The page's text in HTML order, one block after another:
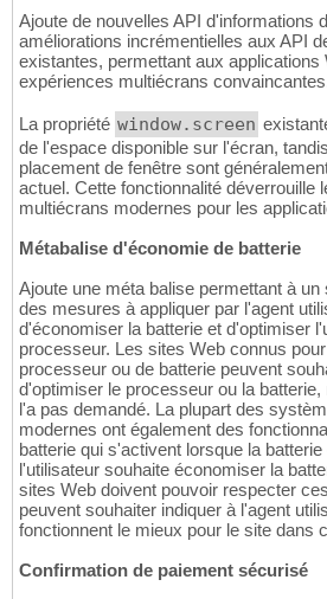
Ajoute de nouvelles API d'informations
améliorations incrémentielles aux API
existantes, permettant aux applications
expériences multiécrans
La propriété window.screen
de l'espace disponible sur l'écran,
placement de fenêtre sont
actuel. Cette fonctionnalité déverrouille
multiécrans modernes pour les
Métabalise d'économie de batterie
Ajoute une méta balise permettant à
des mesures à appliquer par l'agent
d'économiser la batterie et d'optimiser
processeur. Les sites Web connus
processeur ou de batterie peuvent
d'optimiser le processeur ou la
l'a pas demandé. La plupart des
modernes ont également des
batterie qui s'activent lorsque la
l'utilisateur souhaite économiser la
sites Web doivent pouvoir respecter
peuvent souhaiter indiquer à l'agent
fonctionnent le mieux pour le site dans
Confirmation de paiement sécurisé